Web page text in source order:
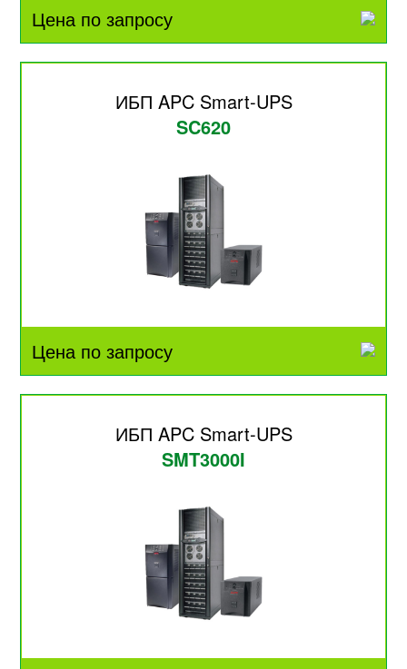
Цена по запросу
ИБП APC Smart-UPS
SC620
Цена по запросу
ИБП APC Smart-UPS
SMT3000I